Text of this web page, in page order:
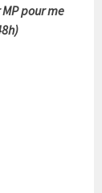
pour me